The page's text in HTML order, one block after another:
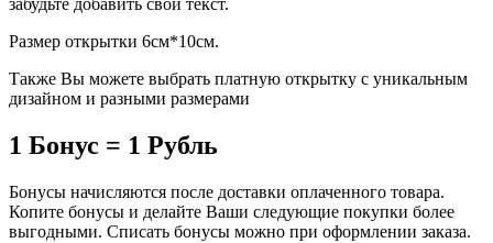
забудьте добавить свой текст.
Размер открытки 6см*10см.
Также Вы можете выбрать платную открытку с уникальным
дизайном и разными размерами
1 Бонус = 1 Рубль
Бонусы начисляются после доставки оплаченного товара.
Копите бонусы и делайте Ваши следующие покупки более
выгодными. Списать бонусы можно при оформлении заказа.